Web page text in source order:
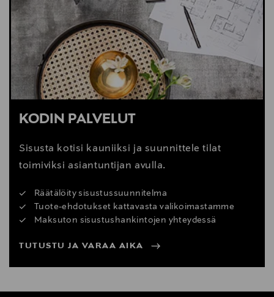
KODIN PALVELUT
Sisusta kotisi kauniiksi ja suunnittele tilat
toimiviksi asiantuntijan avulla.
Räätälöity sisustussuunnitelma
Tuote-ehdotukset kattavasta valikoimastamme
Maksuton sisustushankintojen yhteydessä
TUTUSTU JA VARAA AIKA